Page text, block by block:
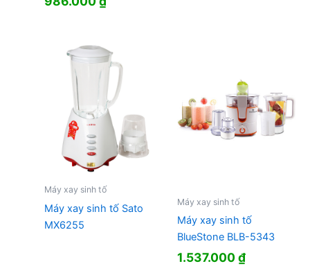
1.190.000 ₫.là:
986.000 ₫.
Máy xay sinh tố
Máy xay sinh tố Sato
MX6255
Máy xay sinh tố
Máy xay sinh tố
BlueStone BLB-5343
1.537.000₫